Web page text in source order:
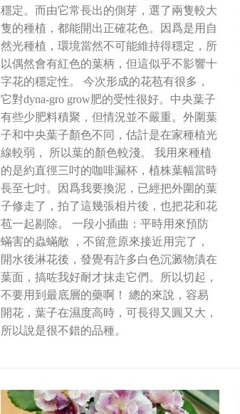
穩定。而由它常長出的側芽，選了兩隻較大
隻的種植，都能開出正確花色。因爲是用自
然光種植，環境當然不可能維持得穩定，所
以偶然會有紅色的葉柄，但這似乎不影響十
字花的穩定性。 今次形成的花苞有很多，
它對dyna-gro grow肥的受性很好。中央葉子
有些少肥料積聚，但情況並不嚴重。外圍葉
子和中央葉子顏色不同，估計是在家種植光
線較弱， 所以葉的顏色較淺。 我用來種植
的是約直徑三吋的咖啡漏杯，植株葉幅當時
長至七吋。因爲我要換泥，已經把外圍的葉
子修走了，拍了這幾張相片後，也把花和花
苞一起剔除。 一段小插曲：平時用來預防
蟎害的蟲蟎敵 ，不留意原來接近用完了，
開水後淋花後，發覺有許多白色沉澱物漬在
葉面，搞咗我好耐才抹走它們。所以切起，
不要用到最底層的藥啊！ 總的來說，容易
開花，葉子在濕度高時，可長得又圓又大，
所以說是很不錯的品種。